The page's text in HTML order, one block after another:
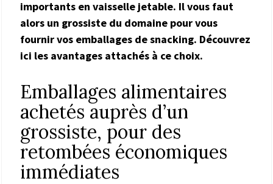
importants en vaisselle jetable. Il vous faut
alors un grossiste du domaine pour vous
fournir vos emballages de snacking. Découvrez
ici les avantages attachés à ce choix.
Emballages alimentaires
achetés auprès d’un
grossiste, pour des
retombées économiques
immédiates